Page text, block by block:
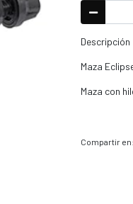
Descripción
Maza
Maza con
Compartir en: